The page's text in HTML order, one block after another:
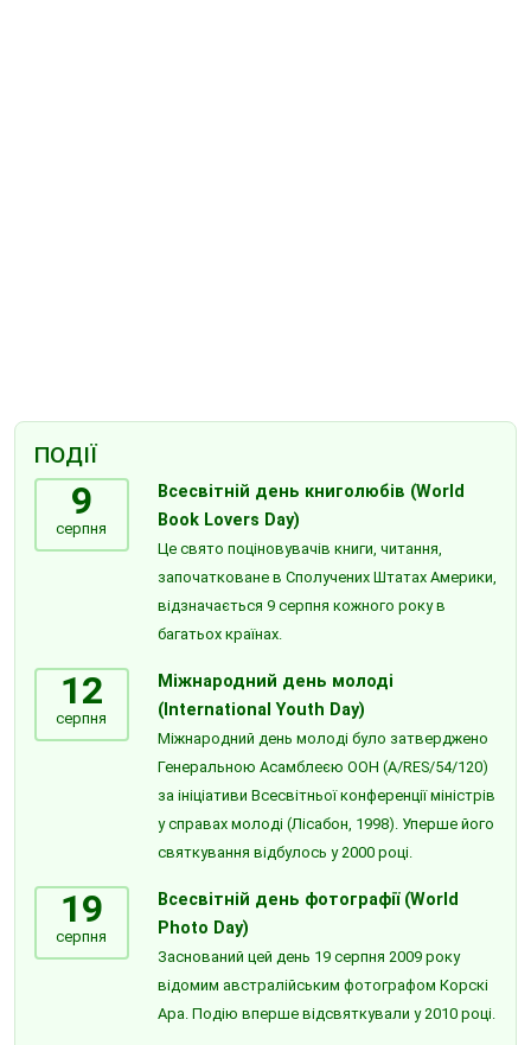
ПОДІЇ
9
серпня
Всесвітній день книголюбів (World
Book Lovers Day)
Це свято поціновувачів книги, читання,
започатковане в Сполучених Штатах Америки,
відзначається 9 серпня кожного року в
багатьох країнах.
12
серпня
Міжнародний день молоді
(International Youth Day)
Міжнародний день молоді було затверджено
Генеральною Асамблеєю ООН (A/RES/54/120)
за ініціативи Всесвітньої конференції міністрів
у справах молоді (Лісабон, 1998). Уперше його
святкування відбулось у 2000 році.
19
серпня
Всесвітній день фотографії (World
Photo Day)
Заснований цей день 19 серпня 2009 року
відомим австралійським фотографом Корскі
Ара. Подію вперше відсвяткували у 2010 році.